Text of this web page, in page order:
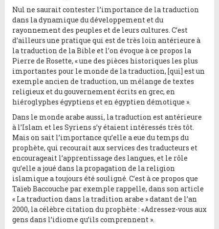
Nul ne saurait contester l’importance de la traduction
dans la dynamique du développement et du
rayonnement des peuples et de leurs cultures. C’est
d’ailleurs une pratique qui est de très loin antérieure à
la traduction de la Bible et l’on évoque à ce propos la
Pierre de Rosette, « une des pièces historiques les plus
importantes pour le monde de la traduction, [qui] est un
exemple ancien de traduction, un mélange de textes
religieux et du gouvernement écrits en grec, en
hiéroglyphes égyptiens et en égyptien démotique ».
Dans le monde arabe aussi, la traduction est antérieure
à l’Islam et les Syriens s’y étaient intéressés très tôt.
Mais on sait l’importance qu’elle a eue du temps du
prophète, qui recourait aux services des traducteurs et
encourageait l’apprentissage des langues, et le rôle
qu’elle a joué dans la propagation de la religion
islamique a toujours été souligné. C’est à ce propos que
Taïeb Baccouche par exemple rappelle, dans son article
« La traduction dans la tradition arabe » datant de l’an
2000, la célèbre citation du prophète : «Adressez-vous aux
gens dans l’idiome qu’ils comprennent ».